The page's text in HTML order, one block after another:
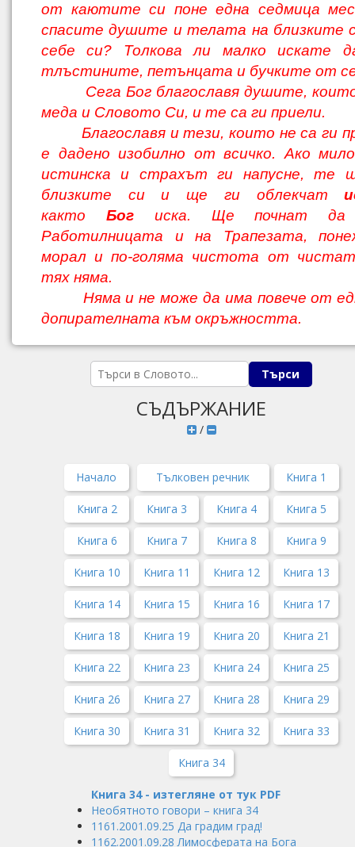
от каютите си поне една седмица
спасите душите и телата на близките
себе си? Толкова ли малко искате
тлъстините, петънцата и бучките от
Сега Бог благославя душите, които
меда и Словото Си, и те са ги приели.
Благославя и тези, които не са ги
е дадено изобилно от всичко. Ако
истинска и страхът ги напусне, те
близките си и ще ги облекчат
както Богиска. Ще почнат да
Работилницата и на Трапезата,
морал и по-голяма чистота от
тях няма.
Няма и не може да има повече от
допирателната към окръжността.
СЪДЪРЖАНИЕ
/
Начало Тълковен речник Книга 1
Книга 2 Книга 3 Книга 4 Книга 5
Книга 6 Книга 7 Книга 8 Книга 9
Книга 10 Книга 11 Книга 12 Книга 13
Книга 14 Книга 15 Книга 16 Книга 17
Книга 18 Книга 19 Книга 20 Книга 21
Книга 22 Книга 23 Книга 24 Книга 25
Книга 26 Книга 27 Книга 28 Книга 29
Книга 30 Книга 31 Книга 32 Книга 33
Книга 34
Книга 34 - изтегляне от тук PDF
Необятното говори – книга 34
1161.2001.09.25 Да градим град!
1162.2001.09.28 Лимосферата на Бога